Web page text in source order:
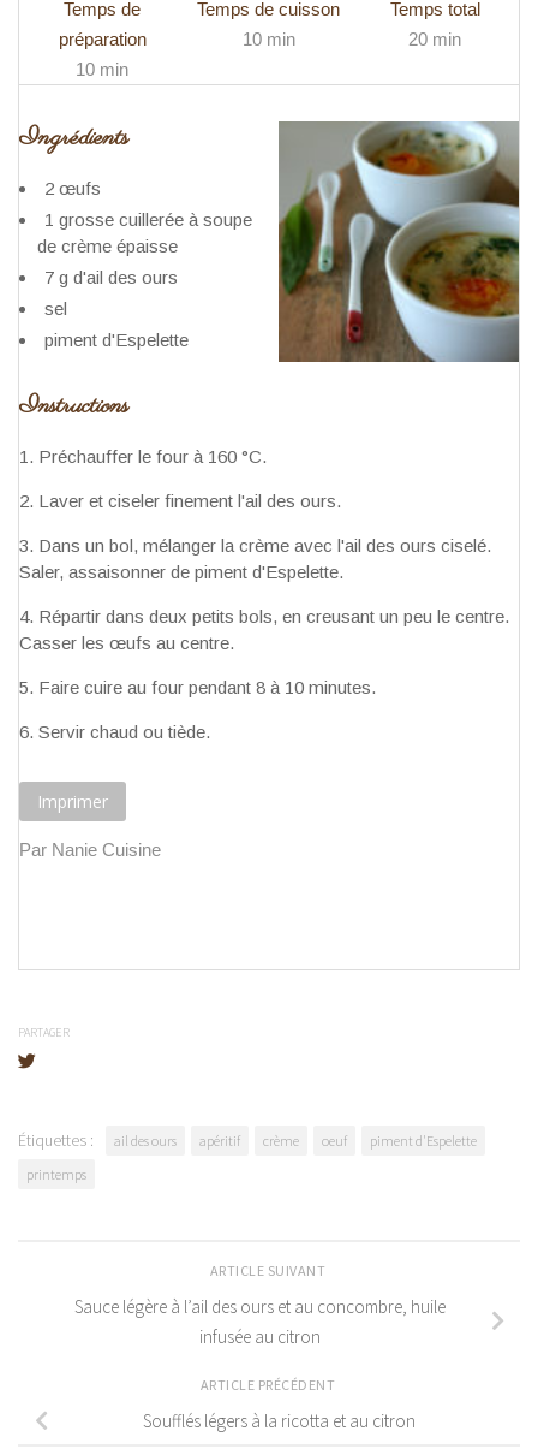
Temps de
préparation
10 min
Temps de cuisson
10 min
Temps total
20 min
Ingrédients
2 œufs
1 grosse cuillerée à soupe
de crème épaisse
7 g d'ail des ours
sel
piment d'Espelette
Instructions
Préchauffer le four à 160 °C.
Laver et ciseler finement l'ail des ours.
Dans un bol, mélanger la crème avec l'ail des ours ciselé.
Saler, assaisonner de piment d'Espelette.
Répartir dans deux petits bols, en creusant un peu le centre.
Casser les œufs au centre.
Faire cuire au four pendant 8 à 10 minutes.
Servir chaud ou tiède.
Imprimer
Par Nanie Cuisine
PARTAGER
Étiquettes : ail des ours apéritif crème oeuf
piment d'Espelette
printemps
ARTICLE SUIVANT
Sauce légère à l’ail des ours et au concombre, huile
infusée au citron
ARTICLE PRÉCÉDENT
Soufflés légers à la ricotta et au citron